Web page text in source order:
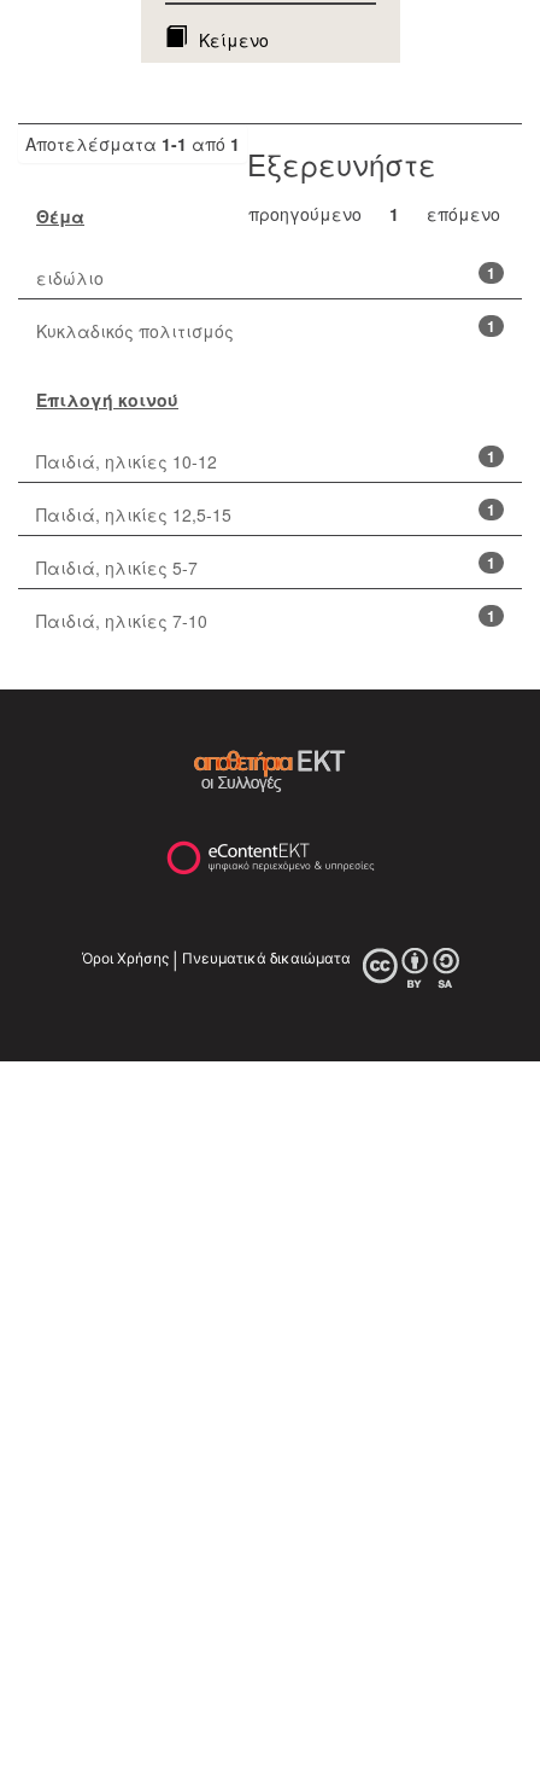
Κείμενο
Αποτελέσματα 1-1 από 1
προηγούμενο 1 επόμενο
Εξερευνήστε
Θέμα
1
ειδώλιο
1
Κυκλαδικός πολιτισμός
Επιλογή κοινού
1
Παιδιά, ηλικίες 10-12
1
Παιδιά, ηλικίες 12,5-15
1
Παιδιά, ηλικίες 5-7
1
Παιδιά, ηλικίες 7-10